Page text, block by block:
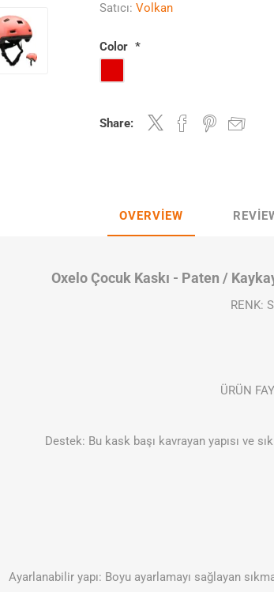
Satıcı: Volkan
Color *
Share:
OVERVIEW
Oxelo Çocuk Kaskı - Paten /
RENK:
ÜRÜN
Destek: Bu kask başı kavrayan yapısı ve
Ayarlanabilir yapı: Boyu ayarlamayı sağlayan